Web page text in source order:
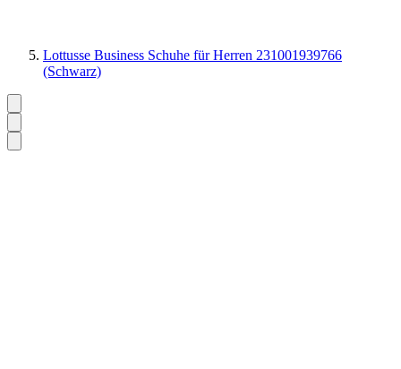
Lottusse Business Schuhe für Herren 231001939766
(Schwarz)